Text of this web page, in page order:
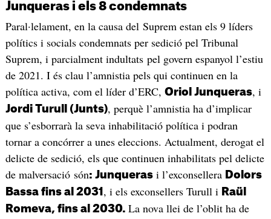
Junqueras i els 8 condemnats
Paral·lelament, en la causa del Suprem estan els 9 líders
polítics i socials condemnats per sedició pel Tribunal
Suprem, i parcialment indultats pel govern espanyol l’estiu
de 2021. I és clau l’amnistia pels qui continuen en la
política activa, com el líder d’ERC, Oriol Junqueras, i
Jordi Turull (Junts), perquè l’amnistia ha d’implicar
que s’esborrarà la seva inhabilitació política i podran
tornar a concórrer a unes eleccions. Actualment, derogat el
delicte de sedició, els que continuen inhabilitats pel delicte
de malversació són: Junquerasi l’exconsellera Dolors
Bassa fins al 2031 , i els exconsellers Turull i Raül
Romeva, fins al 2030. La nova llei de l’oblit ha de